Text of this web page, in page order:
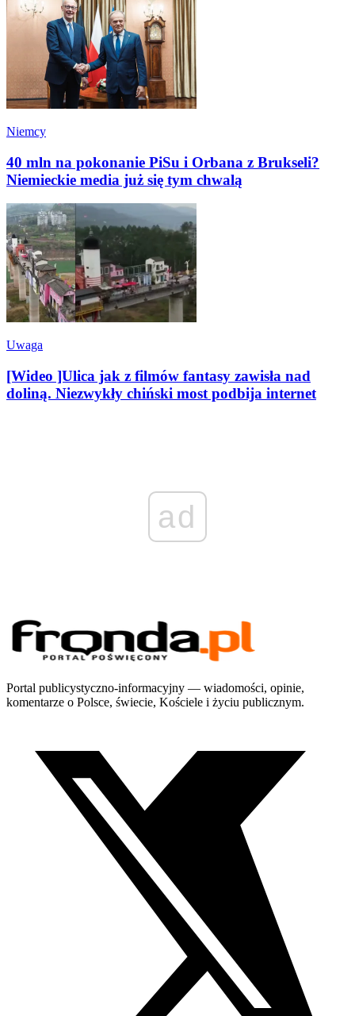
Niemcy
40 mln na pokonanie PiSu i Orbana z Brukseli?
Niemieckie media już się tym chwalą
Uwaga
[Wideo ]Ulica jak z filmów fantasy zawisła nad
doliną. Niezwykły chiński most podbija internet
ad
Portal publicystyczno-informacyjny — wiadomości, opinie,
komentarze o Polsce, świecie, Kościele i życiu publicznym.